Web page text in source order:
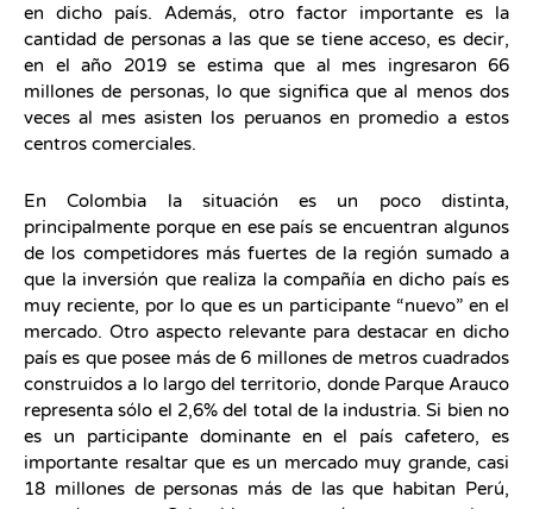
en dicho país. Además, otro factor importante es la
cantidad de personas a las que se tiene acceso, es decir,
en el año 2019 se estima que al mes ingresaron 66
millones de personas, lo que significa que al menos dos
veces al mes asisten los peruanos en promedio a estos
centros comerciales.
En Colombia la situación es un poco distinta,
principalmente porque en ese país se encuentran algunos
de los competidores más fuertes de la región sumado a
que la inversión que realiza la compañía en dicho país es
muy reciente, por lo que es un participante “nuevo” en el
mercado. Otro aspecto relevante para destacar en dicho
país es que posee más de 6 millones de metros cuadrados
construidos a lo largo del territorio, donde Parque Arauco
representa sólo el 2,6% del total de la industria. Si bien no
es un participante dominante en el país cafetero, es
importante resaltar que es un mercado muy grande, casi
18 millones de personas más de las que habitan Perú,